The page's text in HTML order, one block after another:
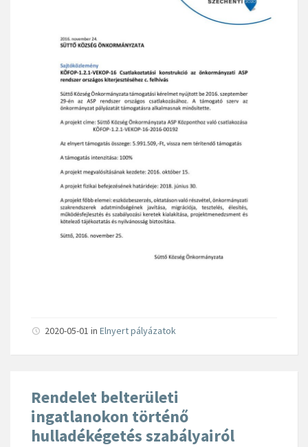
2020-05-01 in Elnyert pályázatok
Rendelet belterületi
ingatlanokon történő
hulladékégetés szabályairól